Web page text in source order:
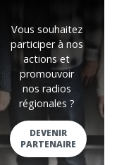
Vous souhaitez
participer à nos
actions et
promouvoir
nos radios
régionales ?
DEVENIR
PARTENAIRE